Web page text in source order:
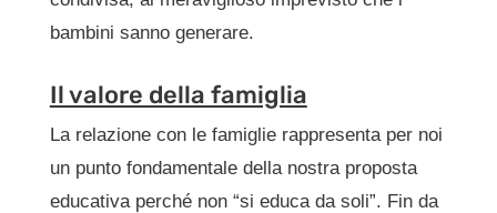
bambini sanno generare.
Il valore della famiglia
La relazione con le famiglie rappresenta per noi
un punto fondamentale della nostra proposta
educativa perché non “si educa da soli”. Fin da